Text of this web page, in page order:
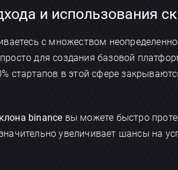
и использования
с множеством
для создания базовой
стартапов в этой сфере
binance вы можете быстро
увеличивает шансы на